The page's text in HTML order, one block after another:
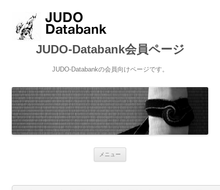
JUDO-Databank会員ページ
JUDO-Databankの会員向けページです。
メニュー